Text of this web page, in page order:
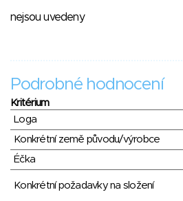
nejsou uvedeny
Podrobné hodnocení
Kritérium
Loga
Konkrétní země původu/výrobce
Éčka
Konkrétní požadavky na složení